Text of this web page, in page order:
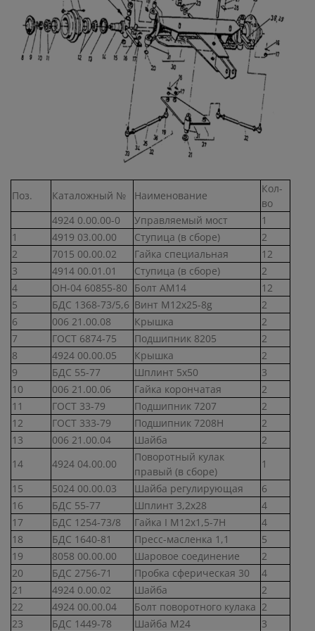
Поз. Каталожный № Наименование
Кол-
во
4924 0.00.00-0
Управляемый мост
1
1
4919 03.00.00 Ступица (в сборе)
2
2
7015 00.00.02 Гайка специальная
12
3
4914 00.01.01 Ступица (в сборе)
2
4
ОН-04 60855-80 Болт АМ14
12
5
БДС 1368-73/5,6 Винт М12х25-8g
2
6
006 21.00.08 Крышка
2
7
ГОСТ 6874-75 Подшипник 8205
2
8
4924 00.00.05 Крышка
2
9
БДС 55-77 Шплинт 5х50
3
10
006 21.00.06 Гайка корончатая
2
11
ГОСТ 33-79 Подшипник 7207
2
12
ГОСТ 333-79 Подшипник 7208Н
2
13
006 21.00.04 Шайба
2
14
4924 04.00.00
Поворотный кулак
правый (в сборе)
1
15
5024 00.00.03 Шайба регулирующая
6
16
БДС 55-77 Шплинт 3,2х28
4
17
БДС 1254-73/8 Гайка I М12х1,5-7Н
4
18
БДС 1640-81 Пресс-масленка 1,1
5
19
8058 00.00.00 Шаровое соединение
2
20
БДС 2756-71 Пробка сферическая 30
4
21
4924 0.00.02 Шайба
2
22
4924 00.00.04 Болт поворотного кулака 2
23
БДС 1449-78 Шайба М24
3